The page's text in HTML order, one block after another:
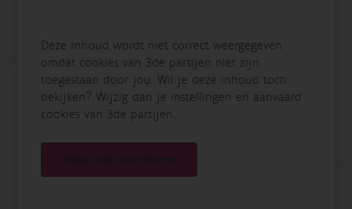
Deze inhoud wordt niet correct weergegeven
omdat cookies van 3de partijen niet zijn
toegestaan door jou. Wil je deze inhoud toch
bekijken? Wijzig dan je instellingen en aanvaard
cookies van 3de partijen.